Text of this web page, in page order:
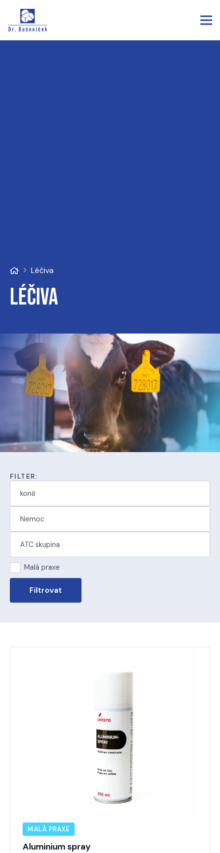
Léčiva
Léčiva
FILTER:
Malá praxe
Filtrovat
MALÁ PRAXE
Aluminium spray